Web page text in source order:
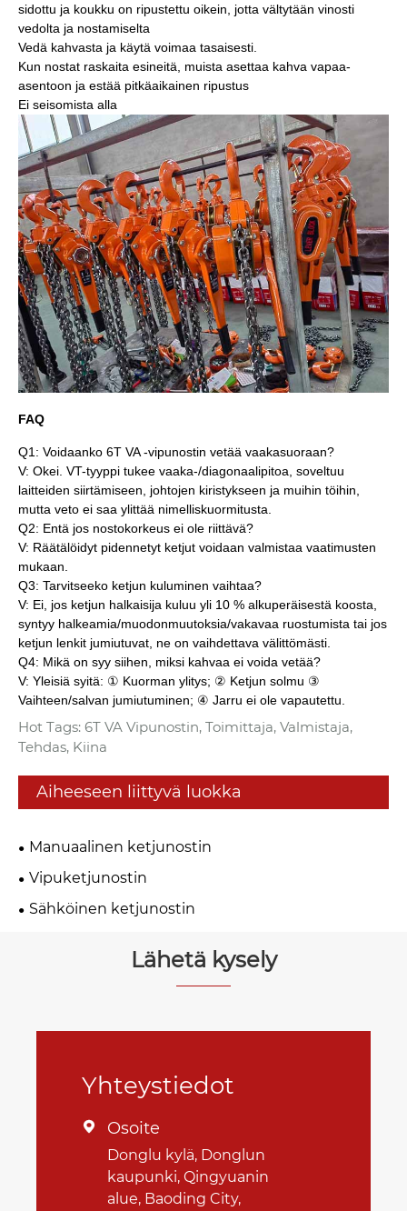
sidottu ja koukku on ripustettu oikein, jotta vältytään vinosti
vedolta ja nostamiselta
Vedä kahvasta ja käytä voimaa tasaisesti.
Kun nostat raskaita esineitä, muista asettaa kahva vapaa-
asentoon ja estää pitkäaikainen ripustus
Ei seisomista alla
FAQ
Q1: Voidaanko 6T VA -vipunostin vetää vaakasuoraan?
V: Okei. VT-tyyppi tukee vaaka-/diagonaalipitoa, soveltuu
laitteiden siirtämiseen, johtojen kiristykseen ja muihin töihin,
mutta veto ei saa ylittää nimelliskuormitusta.
Q2: Entä jos nostokorkeus ei ole riittävä?
V: Räätälöidyt pidennetyt ketjut voidaan valmistaa vaatimusten
mukaan.
Q3: Tarvitseeko ketjun kuluminen vaihtaa?
V: Ei, jos ketjun halkaisija kuluu yli 10 % alkuperäisestä koosta,
syntyy halkeamia/muodonmuutoksia/vakavaa ruostumista tai jos
ketjun lenkit jumiutuvat, ne on vaihdettava välittömästi.
Q4: Mikä on syy siihen, miksi kahvaa ei voida vetää?
V: Yleisiä syitä: ① Kuorman ylitys; ② Ketjun solmu ③
Vaihteen/salvan jumiutuminen; ④ Jarru ei ole vapautettu.
Hot Tags: 6T VA Vipunostin, Toimittaja, Valmistaja,
Tehdas, Kiina
Aiheeseen liittyvä luokka
Manuaalinen ketjunostin
Vipuketjunostin
Sähköinen ketjunostin
Lähetä kysely
Yhteystiedot
 Osoite
Donglu kylä, Donglun
kaupunki, Qingyuanin
alue, Baoding City,